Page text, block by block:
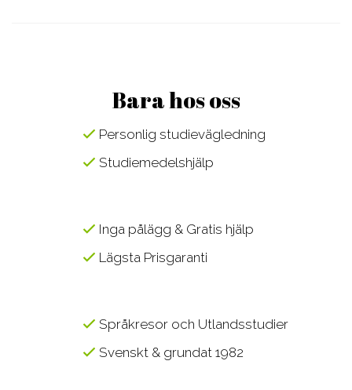
Bara hos oss
Personlig studievägledning
Studiemedelshjälp
Inga pålägg & Gratis hjälp
Lägsta Prisgaranti
Språkresor och Utlandsstudier
Svenskt & grundat 1982